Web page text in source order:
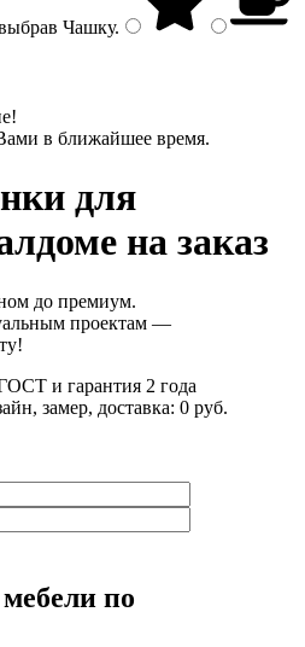
Чашку.
в ближайшее время.
для
на заказ
до премиум.
проектам —
и гарантия 2 года
замер, доставка: 0 руб.
по